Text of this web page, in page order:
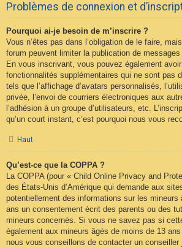
Problèmes de connexion et
Pourquoi ai-je besoin de m’inscrire ?
Vous n’êtes pas dans l’obligation de le faire,
forum peuvent limiter la publication de
En vous inscrivant, vous pouvez également
fonctionnalités supplémentaires qui ne sont pas
tels que l’affichage d’avatars personnalisés,
privée, l’envoi de courriers électroniques aux
l’adhésion à un groupe d’utilisateurs, etc.
qu’un court instant, c’est pourquoi nous vous
Haut
Qu’est-ce que la COPPA ?
La COPPA (pour « Child Online Privacy and
des États-Unis d’Amérique qui demande aux
potentiellement des informations sur les mineurs
ans un consentement écrit des parents ou des
mineurs concernés. Si vous ne savez pas si
également aux mineurs âgés de moins de 13
nous vous conseillons de contacter un conseiller